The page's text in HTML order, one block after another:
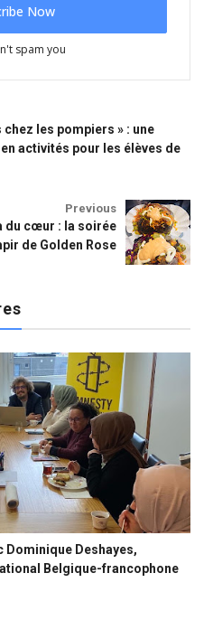
spam you
les pompiers » : une
activités pour les élèves de
Previous
du cœur : la soirée
de Golden Rose
Dominique Deshayes,
Belgique-francophone